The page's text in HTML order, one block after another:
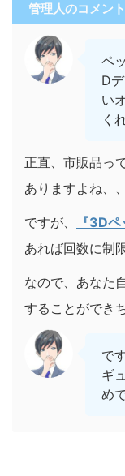
管理人のコメント
ペ
D
い
く
正直、市販品っ
ありますよね、、
ですが、 『3D
あれば回数に制
なので、あなた
することができ
で
ギ
め